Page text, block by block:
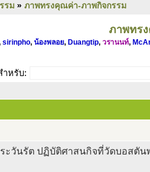
รม » ภาพทรงคุณค่า-ภาพกิจกรรม
ภาพทร
sirinpho, น้องพลอย, Duangtip, วรานนท์,
ำหรับ:
ะวันรัต ปฏิบัติศาสนกิจที่วัดบอสตัน